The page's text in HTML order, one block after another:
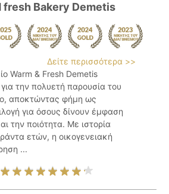
fresh Bakery Demetis
Δείτε περισσότερα >>
Warm & Fresh Demetis
για την πολυετή παρουσία του
αποκτώντας φήμη ως
για όσους δίνουν έμφαση
την ποιότητα. Με ιστορία
ετών, η οικογενειακή
...